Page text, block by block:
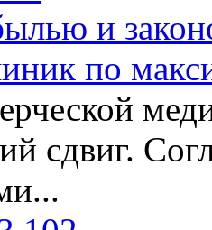
и
по
сдвиг.